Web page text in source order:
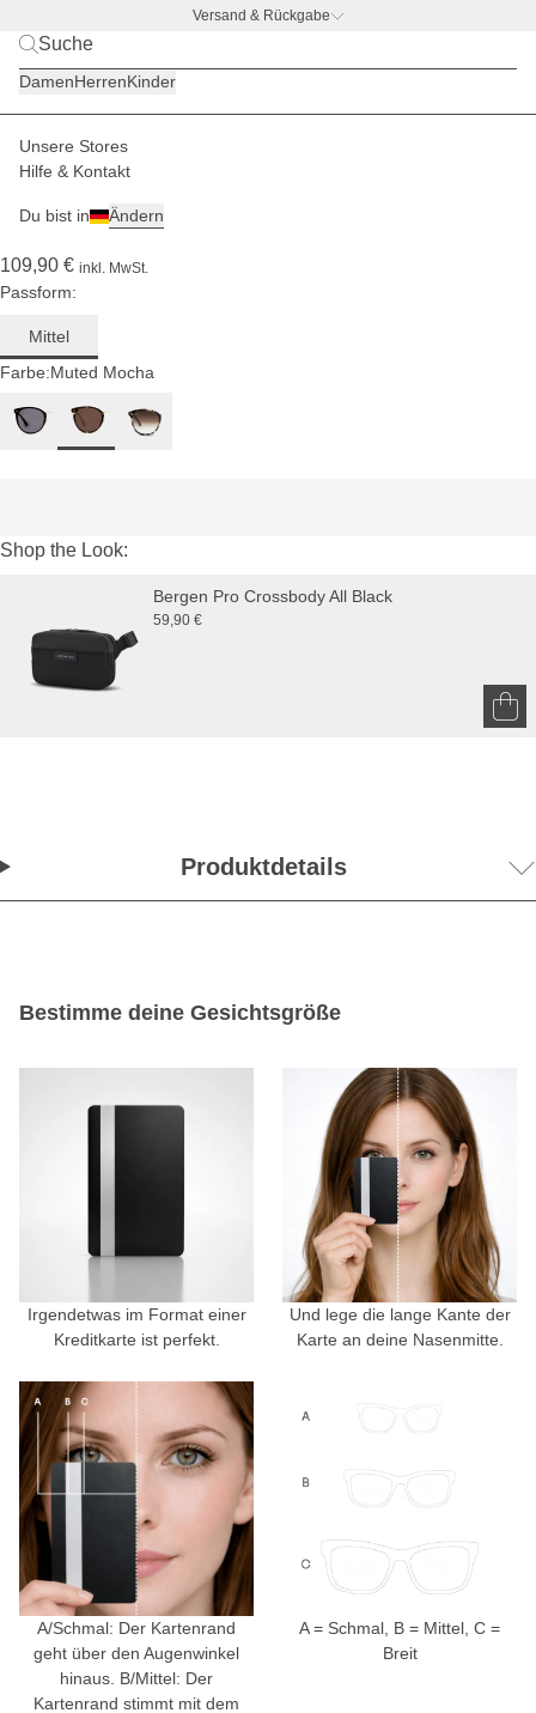
Versand & Rückgabe
DamenHerrenKinder
Unsere Stores
Hilfe & Kontakt
Du bist in Ändern
Damen Sonnenbrillen
Für mittlere
(147)
109,90 € inkl. MwSt.
Passform:
Mittel
Farbe:Muted Mocha
Shop the Look:
Bergen Pro Crossbody All Black
59,90 €
Produktdetails
Bestimme deine Gesichtsgröße
Irgendetwas im Format einer
Kreditkarte ist perfekt.
Und lege die lange Kante der
Karte an deine Nasenmitte.
A/Schmal: Der Kartenrand
geht über den Augenwinkel
hinaus. B/Mittel: Der
Kartenrand stimmt mit dem
A = Schmal, B = Mittel, C =
Breit